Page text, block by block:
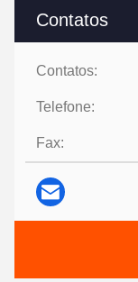
Contatos
Contatos:
Telefone:
Fax: